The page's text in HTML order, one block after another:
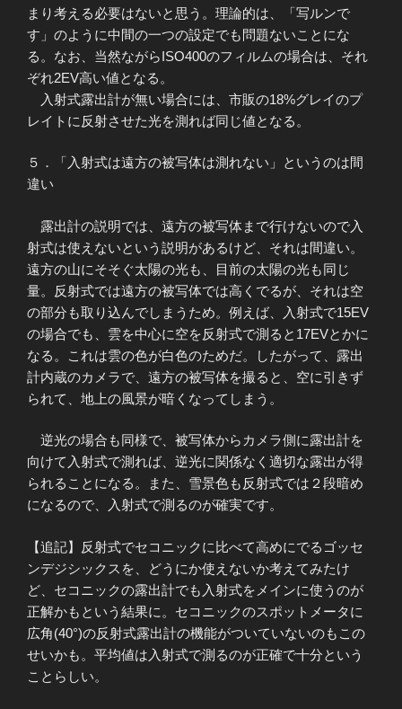
まり考える必要はないと思う。理論的は、「写ルンで
す」のように中間の一つの設定でも問題ないことにな
る。なお、当然ながらISO400のフィルムの場合は、それ
ぞれ2EV高い値となる。
入射式露出計が無い場合には、市販の18%グレイのプ
レイトに反射させた光を測れば同じ値となる。
５．「入射式は遠方の被写体は測れない」というのは間
違い
露出計の説明では、遠方の被写体まで行けないので入
射式は使えないという説明があるけど、それは間違い。
遠方の山にそそぐ太陽の光も、目前の太陽の光も同じ
量。反射式では遠方の被写体では高くでるが、それは空
の部分も取り込んでしまうため。例えば、入射式で15EV
の場合でも、雲を中心に空を反射式で測ると17EVとかに
なる。これは雲の色が白色のためだ。したがって、露出
計内蔵のカメラで、遠方の被写体を撮ると、空に引きず
られて、地上の風景が暗くなってしまう。
逆光の場合も同様で、被写体からカメラ側に露出計を
向けて入射式で測れば、逆光に関係なく適切な露出が得
られることになる。また、雪景色も反射式では２段暗め
になるので、入射式で測るのが確実です。
【追記】反射式でセコニックに比べて高めにでるゴッセ
ンデジシックスを、どうにか使えないか考えてみたけ
ど、セコニックの露出計でも入射式をメインに使うのが
正解かもという結果に。セコニックのスポットメータに
広角(40°)の反射式露出計の機能がついていないのもこの
せいかも。平均値は入射式で測るのが正確で十分という
ことらしい。